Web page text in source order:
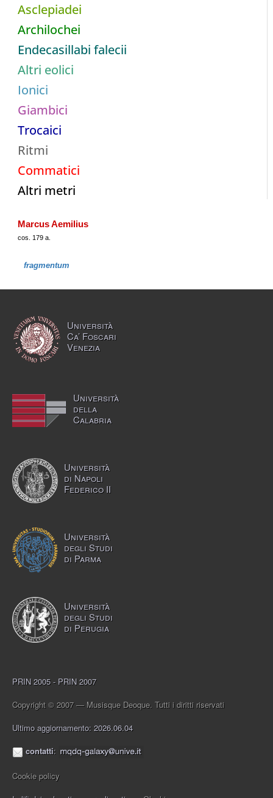
Asclepiadei
Archilochei
Endecasillabi falecii
Altri eolici
Ionici
Giambici
Trocaici
Ritmi
Commatici
Altri metri
Marcus Aemilius
cos. 179 a.
fragmentum
Università
Ca’ Foscari
Venezia
Università
della
Calabria
Università
di Napoli
Federico II
Università
degli Studi
di Parma
Università
degli Studi
di Perugia
PRIN 2005 - PRIN 2007
Copyright © 2007 — Musisque Deoque. Tutti i diritti riservati
Ultimo aggiornamento: 2026.06.04
contatti:
Cookie policy